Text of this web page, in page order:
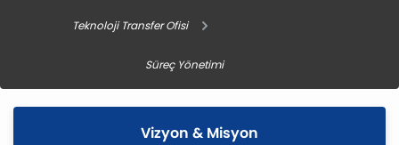
Teknoloji Transfer Ofisi
Süreç Yönetimi
Vizyon & Misyon